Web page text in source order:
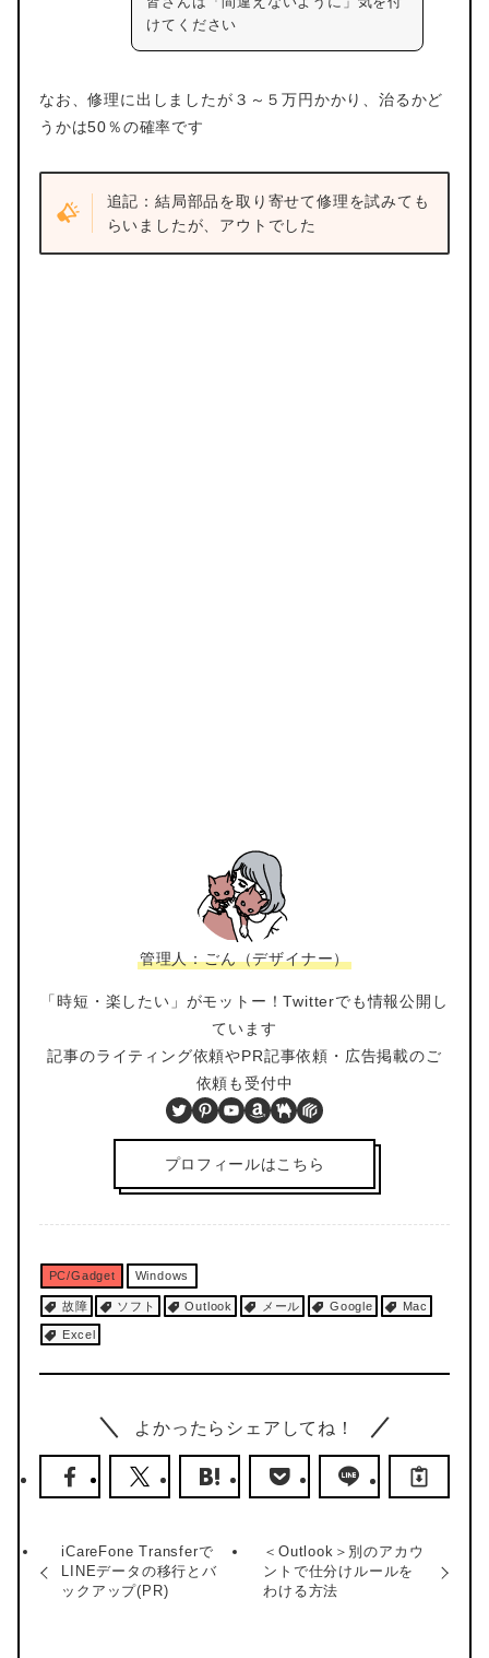
けてください
なお、修理に出しましたが３～５万円かかり、治るかど
うかは50％の確率です
追記：結局部品を取り寄せて修理を試みても
らいましたが、アウトでした
管理人：ごん（デザイナー）
「時短・楽したい」がモットー！Twitterでも情報公開し
ています
記事のライティング依頼やPR記事依頼・広告掲載のご
依頼も受付中
TwitterPinterest
YouTube
Amazon
BOOTH
PIXTA
プロフィールはこちら
PC/Gadget Windows
故障 ソフト Outlook メール Google Mac
Excel
よかったらシェアしてね！
iCareFone Transferで
LINEデータの移行とバ
ックアップ(PR)
＜Outlook＞別のアカウ
ントで仕分けルールを
わける方法